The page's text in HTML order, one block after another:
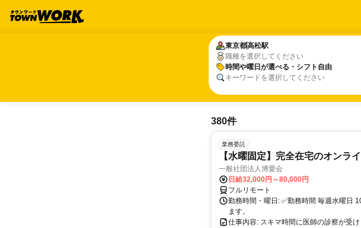
東京都高松駅
職種を選択してください
時間や曜日が選べる・シフト自由
キーワードを選択してください
東京都高松駅
時間や曜日が選べる・シフト自由
380件
業務委託
【水曜固定】完全在宅のオンラ
一般社団法人博愛会
日給32,000円～80,000円
フルリモート
勤務時間・曜日: ✅勤務時間 毎週水曜日
ます。
仕事内容: スキマ時間に医師の診察が受